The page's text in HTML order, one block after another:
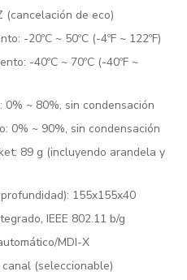
(cancelación de eco)
-20ºC ~ 50ºC (-4ºF ~ 122ºF)
-40ºC ~ 70ºC (-40ºF ~
~ 80%, sin condensación
0% ~ 90%, sin condensación
89 g (incluyendo arandela y
155x155x40
IEEE 802.11 b/g
MDI-X
(seleccionable)